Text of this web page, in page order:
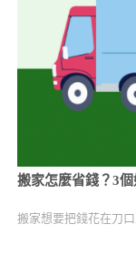
搬家怎麼省錢？3
搬家想要把錢花在刀